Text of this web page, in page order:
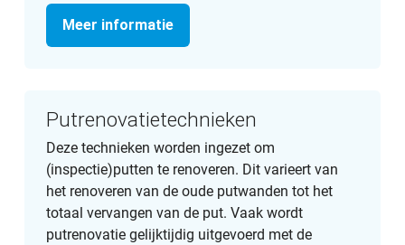
Meer informatie
Putrenovatietechnieken
Deze technieken worden ingezet om
(inspectie)putten te renoveren. Dit varieert van
het renoveren van de oude putwanden tot het
totaal vervangen van de put. Vaak wordt
putrenovatie gelijktijdig uitgevoerd met de